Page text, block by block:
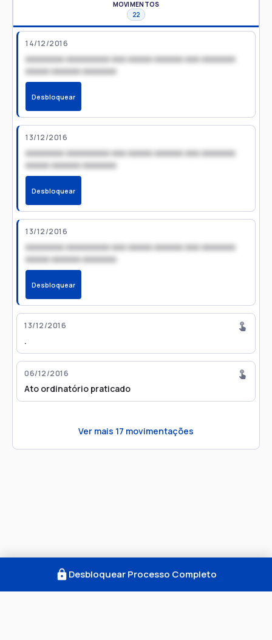
MOVIMENTOS
22
14/12/2016
xxxxxxxx xxxxxxxxx xxx xxxxx xxxxxx xxx xxxxxxx
xxxxx xxxxxx xxxxxxx
Desbloquear
13/12/2016
xxxxxxxx xxxxxxxxx xxx xxxxx xxxxxx xxx xxxxxxx
xxxxx xxxxxx xxxxxxx
Desbloquear
13/12/2016
xxxxxxxx xxxxxxxxx xxx xxxxx xxxxxx xxx xxxxxxx
xxxxx xxxxxx xxxxxxx
Desbloquear
13/12/2016
.
06/12/2016
Ato ordinatório praticado
Ver mais 17 movimentações
Desbloquear Processo Completo